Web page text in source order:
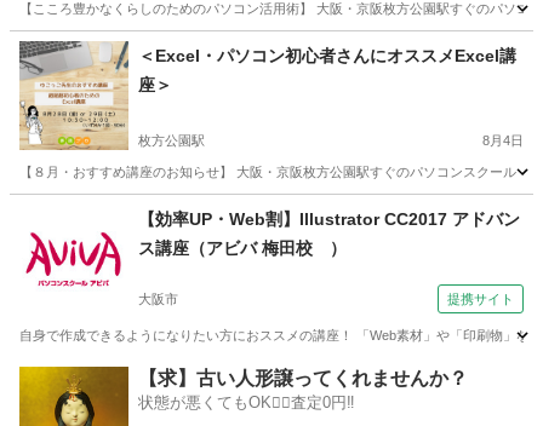
【こころ豊かなくらしのためのパソコン活用術】 大阪・京阪枚方公園駅すぐのパソ
大阪 枚方市 ワード 初心者
＜Excel・パソコン初心者さんにオススメExcel講
座＞
枚方公園駅 8月4日
【８月・おすすめ講座のお知らせ】 大阪・京阪枚方公園駅すぐのパソコンスクール
枚方公園駅 エクセル
【効率UP・Web割】Illustrator CC2017 アドバン
ス講座（アビバ 梅田校 ）
大阪市 提携サイト
自身で作成できるようになりたい方におススメの講座！ 「Web素材」や「印刷物」
Illustrator
【求】古い人形譲ってくれませんか？
状態が悪くてもOK🙆‍♀️査定0円‼️